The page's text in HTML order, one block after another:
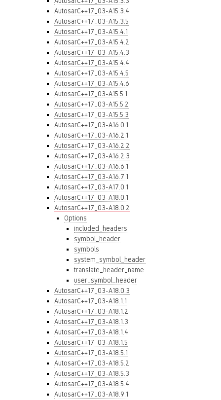
AutosarC++17_03-A15.3.4
AutosarC++17_03-A15.3.5
AutosarC++17_03-A15.4.1
AutosarC++17_03-A15.4.2
AutosarC++17_03-A15.4.3
AutosarC++17_03-A15.4.4
AutosarC++17_03-A15.4.5
AutosarC++17_03-A15.4.6
AutosarC++17_03-A15.5.1
AutosarC++17_03-A15.5.2
AutosarC++17_03-A15.5.3
AutosarC++17_03-A16.0.1
AutosarC++17_03-A16.2.1
AutosarC++17_03-A16.2.2
AutosarC++17_03-A16.2.3
AutosarC++17_03-A16.6.1
AutosarC++17_03-A16.7.1
AutosarC++17_03-A17.0.1
AutosarC++17_03-A18.0.1
AutosarC++17_03-A18.0.2
Options
included_headers
symbol_header
symbols
system_symbol_header
translate_header_name
user_symbol_header
AutosarC++17_03-A18.0.3
AutosarC++17_03-A18.1.1
AutosarC++17_03-A18.1.2
AutosarC++17_03-A18.1.3
AutosarC++17_03-A18.1.4
AutosarC++17_03-A18.1.5
AutosarC++17_03-A18.5.1
AutosarC++17_03-A18.5.2
AutosarC++17_03-A18.5.3
AutosarC++17_03-A18.5.4
AutosarC++17_03-A18.9.1